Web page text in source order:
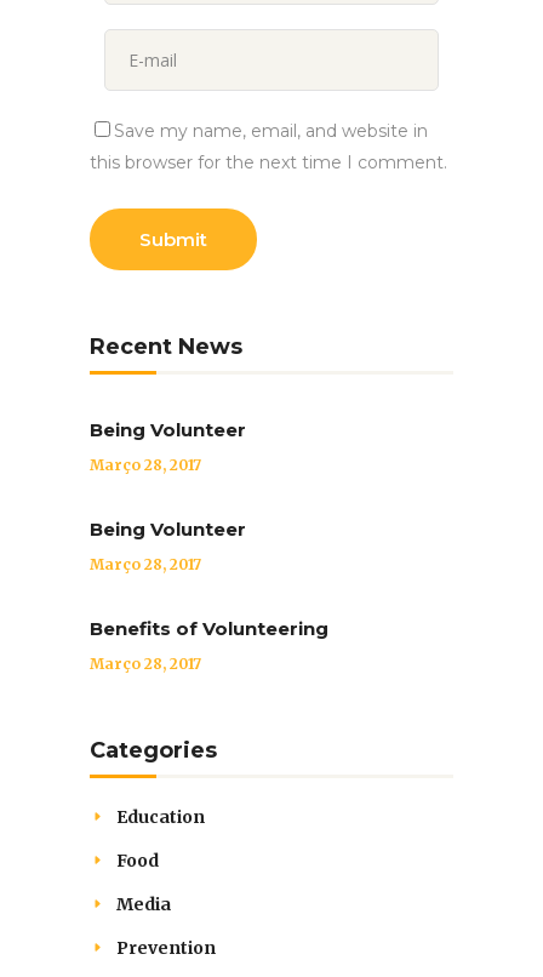
Save my name, email, and website in
this browser for the next time I comment.
Recent News
Being Volunteer
Março 28, 2017
Being Volunteer
Março 28, 2017
Benefits of Volunteering
Março 28, 2017
Categories
Education
Food
Media
Prevention